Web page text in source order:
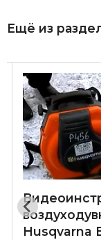
Ещё из
Husqvarna